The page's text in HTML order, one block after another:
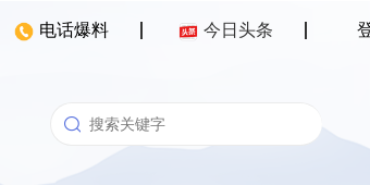
电话爆料 今日头条